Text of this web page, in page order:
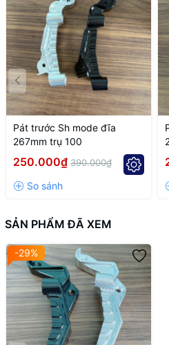
Pát trước Sh mode đĩa
267mm trụ 100
250.000₫ 390.000₫
SẢN PHẨM ĐÃ XEM
-29%